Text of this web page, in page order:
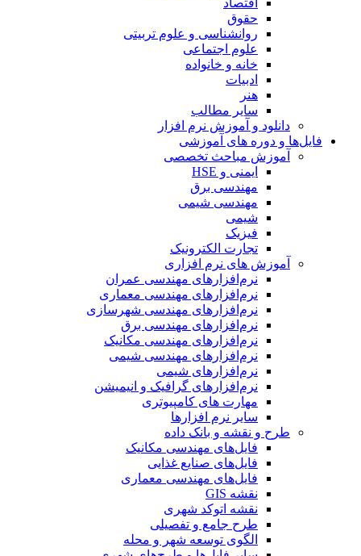
اقتصاد
حقوق
روانشناسی و علوم تربیتی
علوم اجتماعی
خانه و خانواده
ادبیات
هنر
سایر مطالب
دانلود و آموزش نرم افزار
فایل‌ها و دوره های آموزشی
آموزش مباحث تخصصی
ایمنی و HSE
مهندسی برق
مهندسی شیمی
شیمی
فیزیک
تجارت الکترونیک
آموزش های نرم افزاری
نرم‌افزارهای مهندسی عمران
نرم‌افزارهای مهندسی معماری
نرم‌افزارهای مهندسی شهرسازی
نرم‌افزارهای مهندسی برق
نرم‌افزارهای مهندسی مکانیک
نرم‌افزارهای مهندسی شیمی
نرم‌افزارهای شیمی
نرم‌افزارهای گرافیک و انیمیشن
مهارت های کامپیوتری
سایر نرم افزارها
طرح و نقشه و بانک داده
فایل‌های مهندسی مکانیک
فایل‌های صنایع غذایی
فایل‌های مهندسی معماری
نقشه GIS
نقشه اتوکد شهری
طرح جامع و تفصیلی
الگوی توسعه شهر و محله